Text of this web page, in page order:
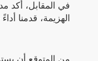
في المقابل، أكد
الهزيمة، قدمنا